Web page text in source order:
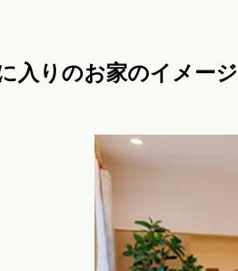
入りのお家のイメージ